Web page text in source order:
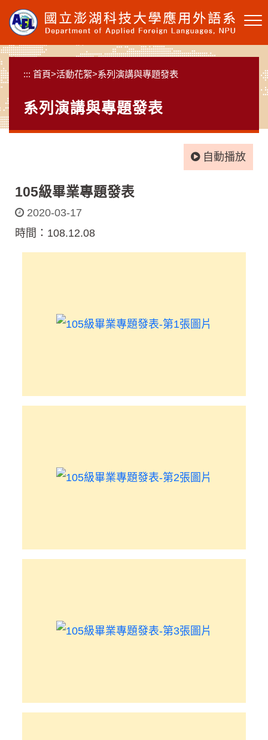
要
內
容
塊
::: 首頁>活動花絮>系列演講與專題發表
系列演講與專題發表
自動播放
105級畢業專題發表
2020-03-17
時間：108.12.08